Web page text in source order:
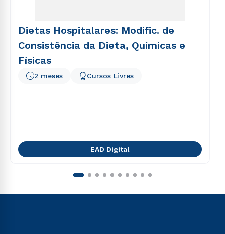
Dietas Hospitalares: Modific. de
Consistência da Dieta, Químicas e
Físicas
2 meses Cursos Livres
EAD Digital